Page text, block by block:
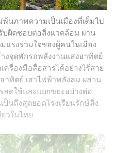
นภาพความเป็นเมืองที่เต็มไป
ผิดชอบต่อสิ่งแวดล้อม ผ่าน
แรงร่วมใจของผู้คนในเมือง
งจุดพักรถพลังงานแสงอาทิตย์
รื่องมือสื่อสารได้อย่างไร้สาย
าทิตย์ เสาไฟฟ้าพลังลม ผสาน
ลดใช้และแยกขยะอย่างต่อ
ป็นถึงสุดยอดโรงเรียนรักษ์สิ่ง
วในไทย